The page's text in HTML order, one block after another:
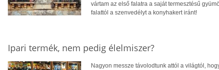
vártam az első falatra a saját termesztésű
falattól a szenvedélyt a konyhakert iránt!
Ipari termék, nem pedig élelmiszer?
Nagyon messze távolodtunk attól a világtól,